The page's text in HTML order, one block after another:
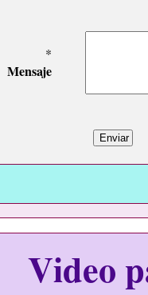
*
Mensaje
Video